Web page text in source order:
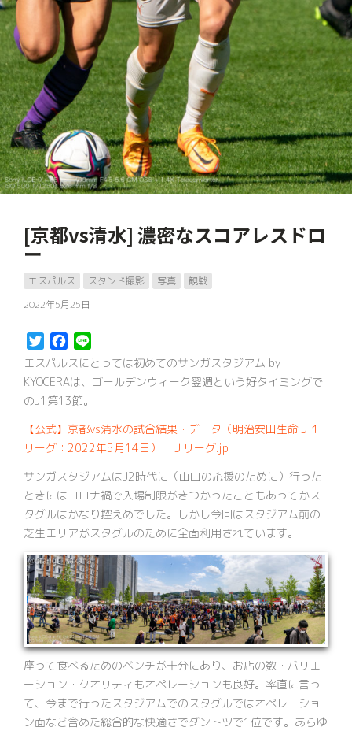
[京都vs清水] 濃密なスコアレスドロ
ー
エスパルス スタンド撮影 写真
観戦
2022年5月25日
TwitterFacebook
エスパルスにとっては初めてのサンガスタジアム by
KYOCERAは、ゴールデンウィーク翌週という好タイミングで
のJ1第13節。
【公式】京都vs清水の試合結果・データ（明治安田生命Ｊ１
リーグ：2022年5月14日）：Ｊリーグ.jp
サンガスタジアムはJ2時代に（山口の応援のために）行った
ときにはコロナ禍で入場制限がきつかったこともあってかス
タグルはかなり控えめでした。しかし今回はスタジアム前の
芝生エリアがスタグルのために全面利用されています。
座って食べるためのベンチが十分にあり、お店の数・バリエ
ーション・クオリティもオペレーションも良好。率直に言っ
て、今まで行ったスタジアムでのスタグルではオペレーショ
ン面など含めた総合的な快適さでダントツで1位です。あらゆ